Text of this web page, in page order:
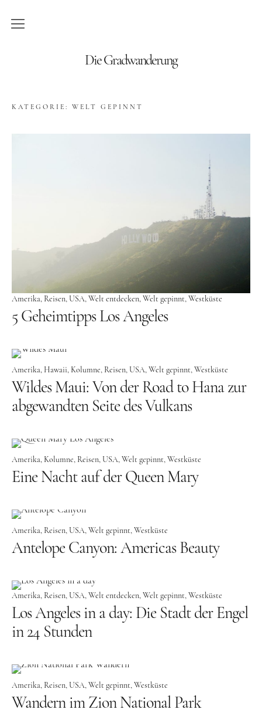
Die Gradwanderung
Blog
Seychellen
Amerika
Kanada
USA
Westküste
Ostküste
Asien
China
Südkorea
Taiwan
Europa
Lettland
Nordeuropa
Finnland
Norwegen
Bosnien und Herzegowina
Kroatien
KATEGORIE: WELT GEPINNT
Amerika Reisen USA Welt entdecken Welt gepinnt Westküste
5 Geheimtipps Los Angeles
Amerika Hawaii Kolumne Reisen USA Welt gepinnt Westküste
Wildes Maui: Von der Road to Hana zur
abgewandten Seite des Vulkans
Amerika Kolumne Reisen USA Welt gepinnt Westküste
Eine Nacht auf der Queen Mary
Amerika Reisen USA Welt gepinnt Westküste
Antelope Canyon: Americas Beauty
Amerika Reisen USA Welt entdecken Welt gepinnt Westküste
Los Angeles in a day: Die Stadt der Engel
in 24 Stunden
Amerika Reisen USA Welt gepinnt Westküste
Wandern im Zion National Park